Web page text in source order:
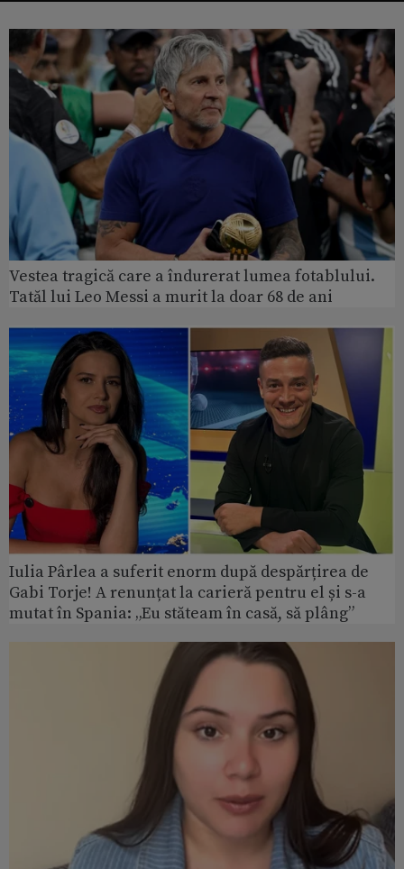
Vestea tragică care a îndurerat lumea fotablului.
Tatăl lui Leo Messi a murit la doar 68 de ani
Iulia Pârlea a suferit enorm după despărțirea de
Gabi Torje! A renunțat la carieră pentru el și s-a
mutat în Spania: „Eu stăteam în casă, să plâng”